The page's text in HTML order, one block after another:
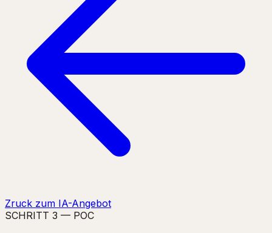
Zruck zum IA-Angebot
SCHRITT 3 — POC